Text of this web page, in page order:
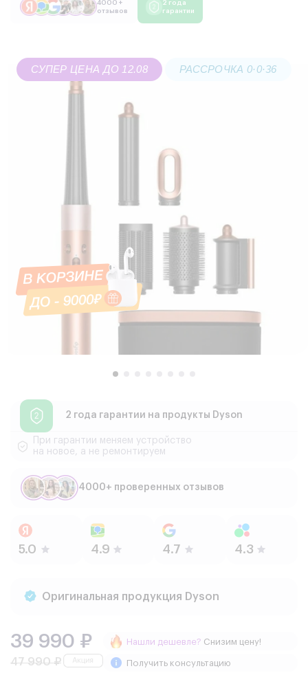
4000 +
отзывов
2 года
гарантии
СУПЕР ЦЕНА ДО 12.08 РАССРОЧКА 0·0·36
2 года гарантии на продукты Dyson
При гарантии меняем устройство
на новое, а не ремонтируем
4000+ проверенных отзывов
Оригинальная продукция Dyson
39 990 ₽
47 990 ₽
Нашли дешевле? Снизим цену!
Получить консультацию